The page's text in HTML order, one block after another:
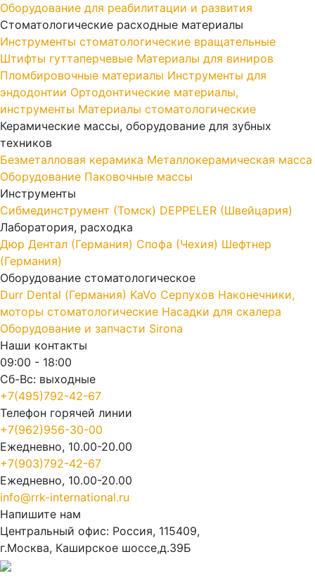
Оборудование для реабилитации и развития
Стоматологические расходные материалы
Инструменты стоматологические вращательные
Штифты гуттаперчевые Материалы для виниров
Пломбировочные материалы Инструменты для
эндодонтии Ортодонтические материалы,
инструменты Материалы стоматологические
Керамические массы, оборудование для зубных
техников
Безметалловая керамика Металлокерамическая масса
Оборудование Паковочные массы
Инструменты
Cибмединструмент (Томск) DEPPELER (Швейцария)
Лаборатория, расходка
Дюр Дентал (Германия) Спофа (Чехия) Шефтнер
(Германия)
Оборудование стоматологическое
Durr Dental (Германия) KaVo Серпухов Наконечники,
моторы стоматологические Насадки для скалера
Оборудование и запчасти Sirona
Наши контакты
09:00 - 18:00
Сб-Вс: выходные
+7(495)792-42-67
Телефон горячей линии
+7(962)956-30-00
Ежедневно, 10.00-20.00
+7(903)792-42-67
Ежедневно, 10.00-20.00
info@rrk-international.ru
Напишите нам
Центральный офис: Россия, 115409,
г.Москва, Каширское шоссе,д.39Б